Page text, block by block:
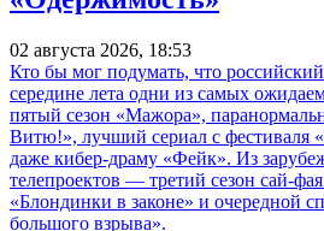
02 августа 2026, 18:53
Кто бы мог подумать, что
середине лета одни из самых
пятый сезон «Мажора»,
Витю!», лучший сериал с
даже кибер-драму «Фейк». Из
телепроектов — третий сезон сай-
«Блондинки в законе» и очередной
большого взрыва».